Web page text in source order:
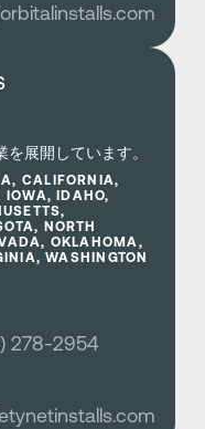
展開しています。
CALIFORNIA,
IOWA, IDAHO,
NORTH
OKLAHOMA,
WASHINGTON
278-2954